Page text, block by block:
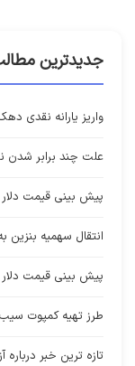
جدیدترین
واریز یارانه نقدی دهک
علت چند برابر
پیش بینی قیمت دلار چهارشنبه
انتقال سهمیه بنزین
پیش بینی قیمت دلار دوشنبه 12
طرز تهیه کمپوت
تازه ترین خبر درباره